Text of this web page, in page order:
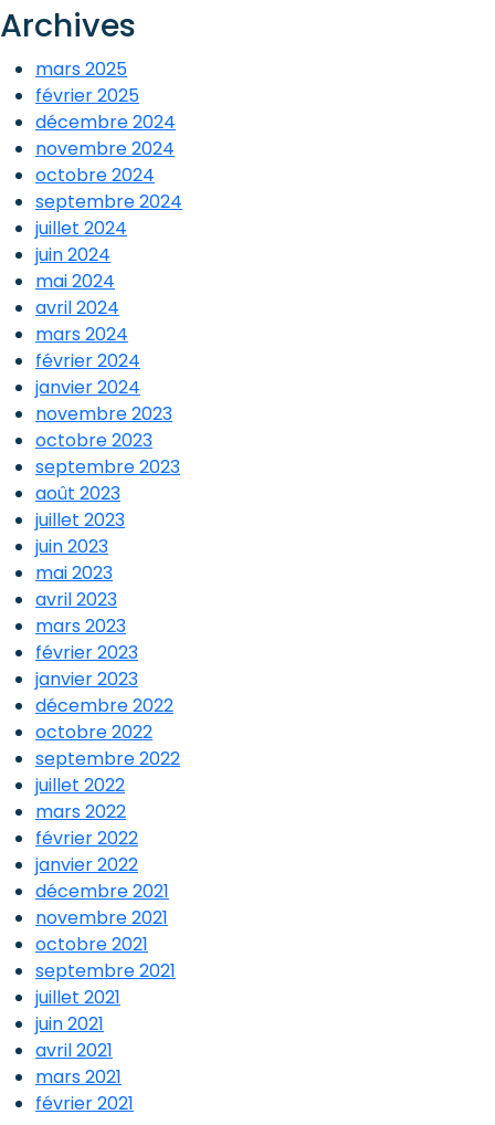
Archives
mars 2025
février 2025
décembre 2024
novembre 2024
octobre 2024
septembre 2024
juillet 2024
juin 2024
mai 2024
avril 2024
mars 2024
février 2024
janvier 2024
novembre 2023
octobre 2023
septembre 2023
août 2023
juillet 2023
juin 2023
mai 2023
avril 2023
mars 2023
février 2023
janvier 2023
décembre 2022
octobre 2022
septembre 2022
juillet 2022
mars 2022
février 2022
janvier 2022
décembre 2021
novembre 2021
octobre 2021
septembre 2021
juillet 2021
juin 2021
avril 2021
mars 2021
février 2021